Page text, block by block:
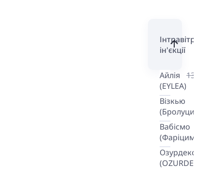
ін'єкції
Айлія
(EYLEA)
13 500
Візкью
Вабісмо
(Фаріцимаб)
Озурдекс
(OZURDEX)